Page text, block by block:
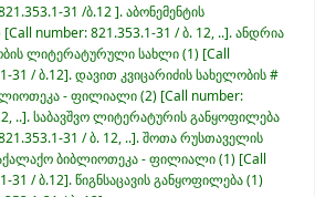
31 /ბ.12 .აბონემენტის
Call number:821.353.1-31 / ბ. 12, .. .ანდრია
ლიტერატურული სახლი(1) Call
31 / ბ.12 .დავით კვიცარიძის სახელობის #
- ფილიალი(2) Call number:
.. .საბავშვო ლიტერატურის განყოფილება
31 / ბ. 12, .. .შოთა რუსთაველის
ბიბლიოთეკა - ფილიალი(1) Call
31 / ბ.12 .წიგნსაცავის განყოფილება(1)